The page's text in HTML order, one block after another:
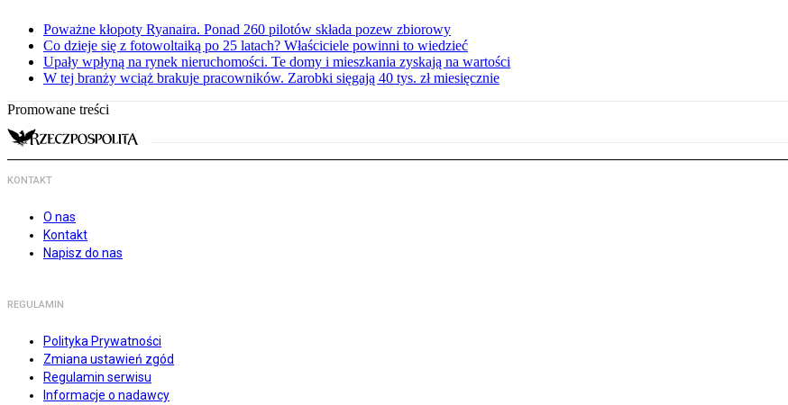
Poważne kłopoty Ryanaira. Ponad 260 pilotów składa pozew zbiorowy
Co dzieje się z fotowoltaiką po 25 latach? Właściciele powinni to wiedzieć
Upały wpłyną na rynek nieruchomości. Te domy i mieszkania zyskają na wartości
W tej branży wciąż brakuje pracowników. Zarobki sięgają 40 tys. zł miesięcznie
Promowane treści
KONTAKT
O nas
Kontakt
Napisz do nas
REGULAMIN
Polityka Prywatności
Zmiana ustawień zgód
Regulamin serwisu
Informacje o nadawcy